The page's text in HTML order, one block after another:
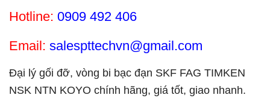
Hotline: 0909 492 406
Email: salespttechvn@gmail.com
Đại lý gối đỡ, vòng bi bạc đạn SKF FAG TIMKEN
NSK NTN KOYO chính hãng, giá tốt, giao nhanh.